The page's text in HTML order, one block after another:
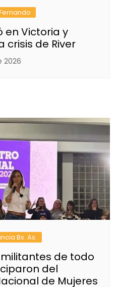
en Victoria y
crisis de River
2026
Bs. As.
de todo
del
de Mujeres